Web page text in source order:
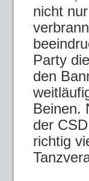
nicht
Party
den
Beinen.
der
richtig